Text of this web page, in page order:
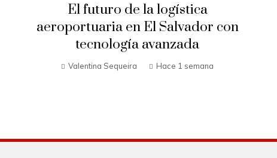
El futuro de la logística
aeroportuaria en El Salvador con
tecnología avanzada
Valentina Sequeira Hace 1 semana